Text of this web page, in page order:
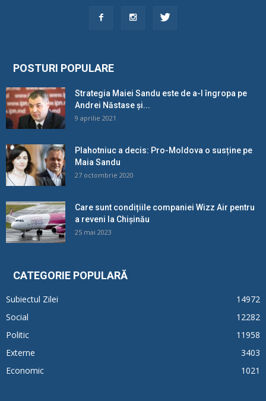
POSTURI POPULARE
Strategia Maiei Sandu este de a-l îngropa pe
Andrei Năstase și...
9 aprilie 2021
Plahotniuc a decis: Pro-Moldova o susține pe
Maia Sandu
27 octombrie 2020
Care sunt condițiile companiei Wizz Air pentru
a reveni la Chișinău
25 mai 2023
CATEGORIE POPULARĂ
Subiectul Zilei
14972
Social
12282
Politic
11958
Externe
3403
Economic
1021